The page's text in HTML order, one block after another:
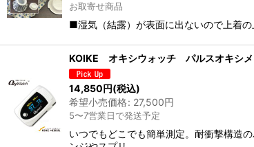
お取寄せ商品
■湿気（結露）が表面に出ないので上着
KOIKE オキシウォッチ パルスオキシメ
14,850円(税込)
希望小売価格: 27,500円
5〜7営業日で発送予定
いつでもどこでも簡単測定。耐衝撃構造